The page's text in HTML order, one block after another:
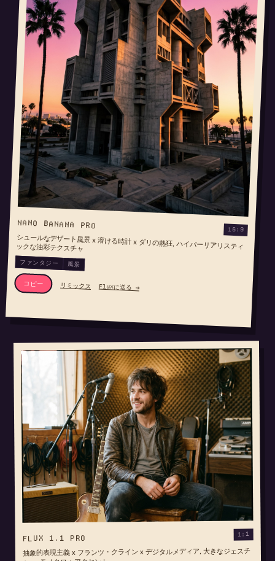
NANO BANANA PRO 16:9
シュールなデザート風景 x 溶ける時計 x ダリの熱狂, ハイパーリアリスティックな油彩テクスチャ
ファンタジー 風景
コピー リミックス Fluxに送る →
FLUX 1.1 PRO 1:1
抽象的表現主義 x フランツ・クライン x デジタルメディア, 大きなジェスチ